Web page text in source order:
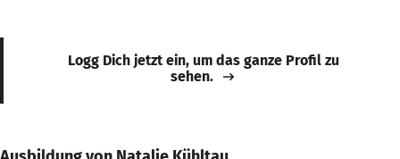
Logg Dich jetzt ein, um das ganze Profil zu
sehen.